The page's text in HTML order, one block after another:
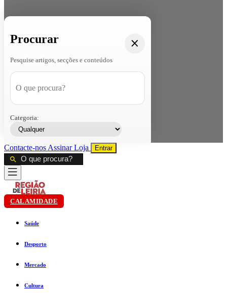
Procurar
Pesquise artigos, secções e conteúdos
Categoria:
Contacte-nos AssinarLoja Entrar
CALAMIDADE
Saúde
Desporto
Mercado
Cultura